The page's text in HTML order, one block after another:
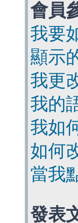
會員
我要
顯示
我更
我的
我如
如何
當我
發表